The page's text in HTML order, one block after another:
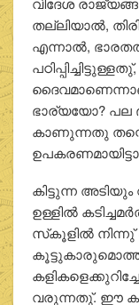
തല്ലിയാല്‍,
എന്നാല്‍,
ഭാര്യയോ? പല
കാണുന്നതു
കിട്ടുന്ന
ഉള്ളില്‍
സ്‌കൂളില്‍ നിന്നു്
കൂട്ടുകാരുമൊത്തു
വരുന്നതു്. ഈ